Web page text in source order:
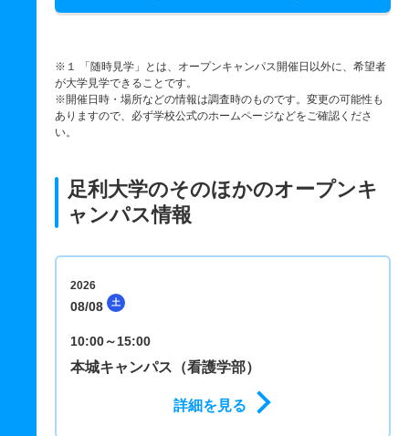
※１ 「随時見学」とは、オープンキャンパス開催日以外に、希望者
が大学見学できることです。
※開催日時・場所などの情報は調査時のものです。変更の可能性も
ありますので、必ず学校公式のホームページなどをご確認くださ
い。
足利大学のそのほかのオープンキ
ャンパス情報
2026
08/08 土
10:00～15:00
本城キャンパス（看護学部）
詳細を見る